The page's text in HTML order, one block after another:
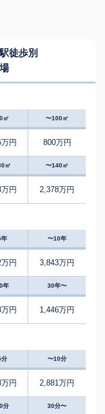
徒歩別
㎡ 〜100㎡
円 800万円
㎡ 〜140㎡
円 2,378万円
年 〜10年
円 3,843万円
年 30年〜
円 1,446万円
分 〜10分
円 2,881万円
分 30分〜